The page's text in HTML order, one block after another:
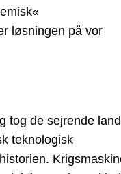
løsningen på vor
tog de sejrende
teknologisk